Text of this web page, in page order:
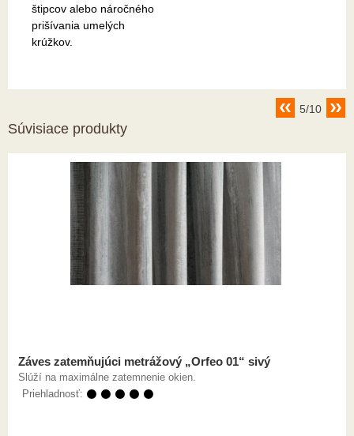
štipcov alebo náročného
prišívania umelých
krúžkov.
5/10
Súvisiace produkty
Záves zatemňujúci metrážový „Orfeo 01“ sivý
Slúží na maximálne zatemnenie okien.
Priehladnosť: ⚫ ⚫ ⚫ ⚫ ⚫